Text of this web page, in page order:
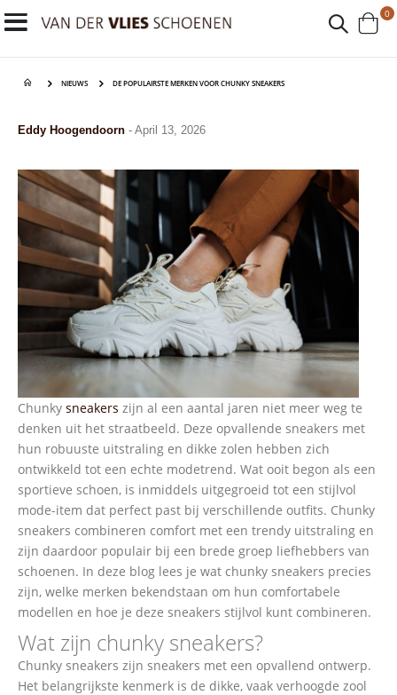
Toggle
Cart
0
NIEUWS DE POPULAIRSTE MERKEN VOOR CHUNKY SNEAKERS
Eddy Hoogendoorn - April 13, 2026
Chunky sneakers zijn al een aantal jaren niet meer weg te
denken uit het straatbeeld. Deze opvallende sneakers met
hun robuuste uitstraling en dikke zolen hebben zich
ontwikkeld tot een echte modetrend. Wat ooit begon als een
sportieve schoen, is inmiddels uitgegroeid tot een stijlvol
mode-item dat perfect past bij verschillende outfits. Chunky
sneakers combineren comfort met een trendy uitstraling en
zijn daardoor populair bij een brede groep liefhebbers van
schoenen. In deze blog lees je wat chunky sneakers precies
zijn, welke merken bekendstaan om hun comfortabele
modellen en hoe je deze sneakers stijlvol kunt combineren.
Wat zijn chunky sneakers?
Chunky sneakers zijn sneakers met een opvallend ontwerp.
Het belangrijkste kenmerk is de dikke, vaak verhoogde zool